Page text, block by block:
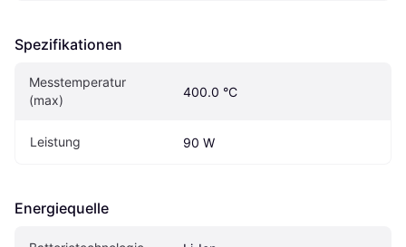
Spezifikationen
Messtemperatur
(max)
400.0 °C
Leistung 90 W
Energiequelle